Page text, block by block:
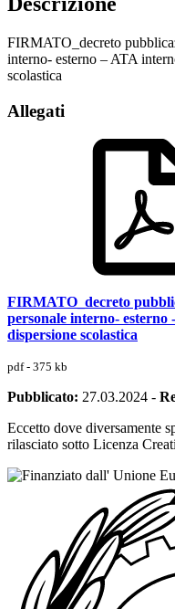
FIRMATO_decreto
interno- esterno – ATA
scolastica
Allegati
FIRMATO_decreto
personale interno-
dispersione scolastica
pdf - 375 kb
Pubblicato: 27.03.2024 -
Eccetto dove diversamente
rilasciato sotto Licenza